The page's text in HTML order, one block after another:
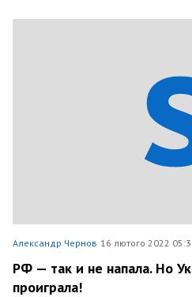
Александр Чернов 16 лютого 2022
РФ — так и не напала. Но
проиграла!